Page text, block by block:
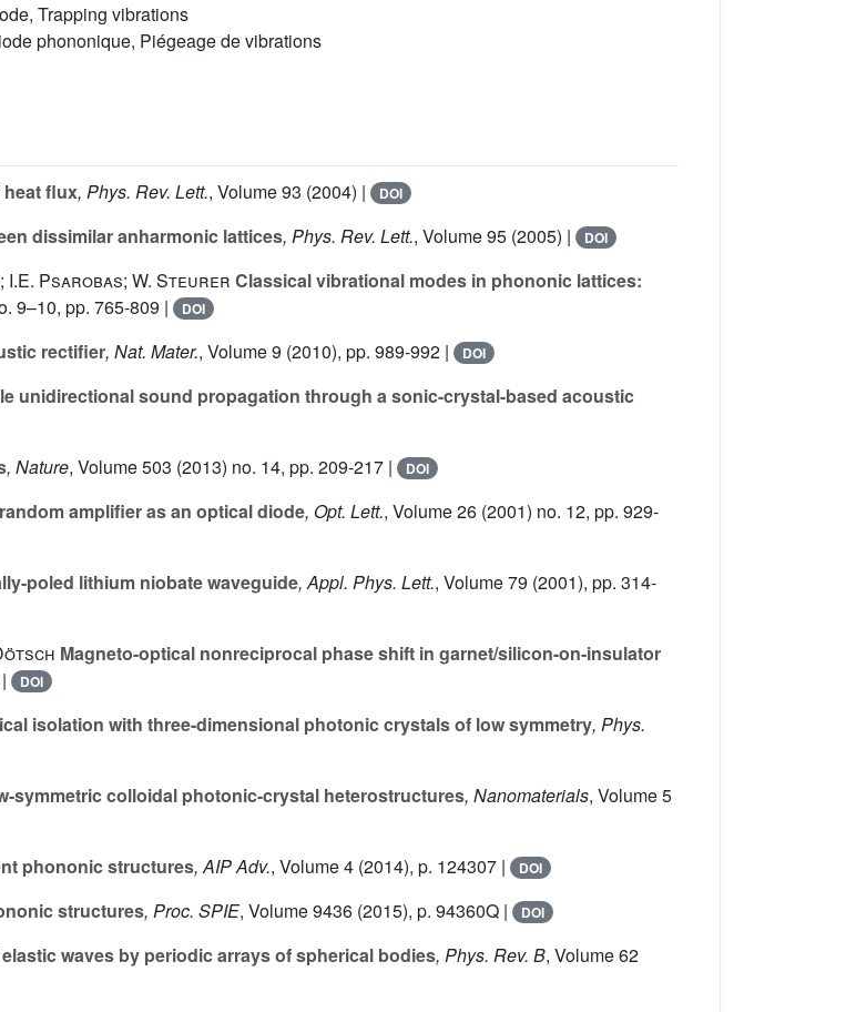
Trapping vibrations
phononique, Piégeage de vibrations
flux, Phys. Rev. Lett., Volume 93 (2004) | DOI
dissimilar anharmonic lattices, Phys. Rev. Lett., Volume 95 (2005) | DOI
I.E. Psarobas; W. Steurer Classical vibrational modes in phononic lattices:
9–10, pp. 765-809 | DOI
rectifier, Nat. Mater., Volume 9 (2010), pp. 989-992 | DOI
unidirectional sound propagation through a sonic-crystal-based acoustic
, Nature, Volume 503 (2013) no. 14, pp. 209-217 | DOI
amplifier as an optical diode, Opt. Lett., Volume 26 (2001) no. 12, pp. 929-
poled lithium niobate waveguide, Appl. Phys. Lett., Volume 79 (2001), pp. 314-
Magneto-optical nonreciprocal phase shift in garnet/silicon-on-insulator
DOI
isolation with three-dimensional photonic crystals of low symmetry, Phys.
symmetric colloidal photonic-crystal heterostructures, Nanomaterials, Volume 5
phononic structures, AIP Adv., Volume 4 (2014), p. 124307 | DOI
structures, Proc. SPIE, Volume 9436 (2015), p. 94360Q | DOI
waves by periodic arrays of spherical bodies, Phys. Rev. B, Volume 62